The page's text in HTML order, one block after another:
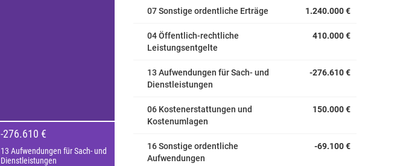
-276.610 €
13 Aufwendungen für Sach- und
Dienstleistungen
07 Sonstige ordentliche Erträge 1.240.000 €
04 Öffentlich-rechtliche
Leistungsentgelte
410.000 €
13 Aufwendungen für Sach- und
Dienstleistungen
-276.610 €
06 Kostenerstattungen und
Kostenumlagen
150.000 €
16 Sonstige ordentliche
Aufwendungen
-69.100 €